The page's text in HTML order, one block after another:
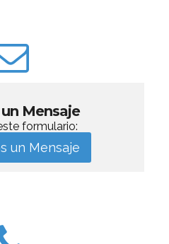
Mensaje
formulario:
un Mensaje